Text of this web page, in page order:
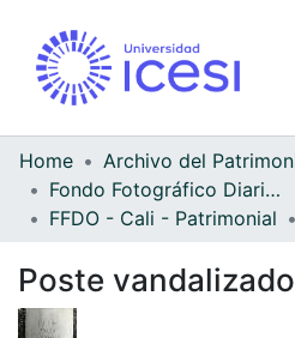
Home
Fondo Fotográfico Diario Occidente
FFDO - Cali - Patrimonial
Poste vandalizado